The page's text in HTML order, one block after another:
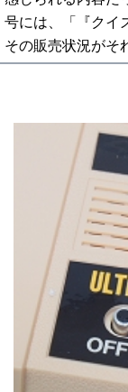
号には、「『クイ
その販売状況がそ